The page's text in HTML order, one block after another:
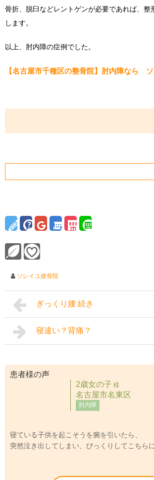
骨折、脱臼などレントゲンが必要であれば、整
します。
以上、肘内障の症例でした。
【名古屋市千種区の整骨院】肘内障なら
ソレイユ接骨院
ぎっくり腰 続き
寝違い？背痛？
患者様の声
2歳女の子 様
名古屋市名東区
肘内障
寝ている子供を起こそうを腕を引いたら、
突然泣き出してしまい、びっくりしてこちら